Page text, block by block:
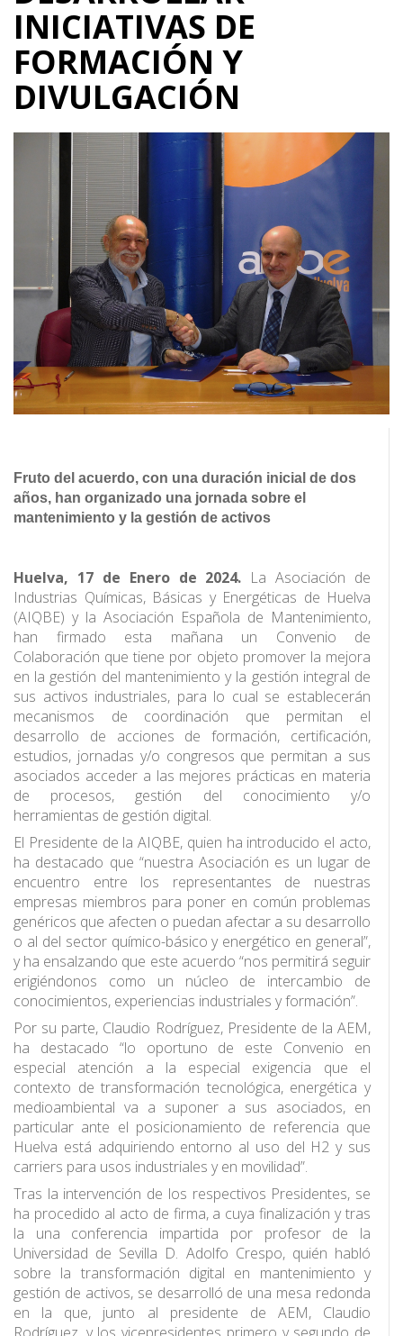
INICIATIVAS DE
FORMACIÓN Y
DIVULGACIÓN
Fruto del acuerdo, con una duración inicial de dos
años, han organizado una jornada sobre el
mantenimiento y la gestión de activos
Huelva, 17 de Enero de 2024. La Asociación de
Industrias Químicas, Básicas y Energéticas de Huelva
(AIQBE) y la Asociación Española de Mantenimiento,
han firmado esta mañana un Convenio de
Colaboración que tiene por objeto promover la mejora
en la gestión del mantenimiento y la gestión integral de
sus activos industriales, para lo cual se establecerán
mecanismos de coordinación que permitan el
desarrollo de acciones de formación, certificación,
estudios, jornadas y/o congresos que permitan a sus
asociados acceder a las mejores prácticas en materia
de procesos, gestión del conocimiento y/o
herramientas de gestión digital.
El Presidente de la AIQBE, quien ha introducido el acto,
ha destacado que “nuestra Asociación es un lugar de
encuentro entre los representantes de nuestras
empresas miembros para poner en común problemas
genéricos que afecten o puedan afectar a su desarrollo
o al del sector químico-básico y energético en general”,
y ha ensalzando que este acuerdo “nos permitirá seguir
erigiéndonos como un núcleo de intercambio de
conocimientos, experiencias industriales y formación”.
Por su parte, Claudio Rodríguez, Presidente de la AEM,
ha destacado “lo oportuno de este Convenio en
especial atención a la especial exigencia que el
contexto de transformación tecnológica, energética y
medioambiental va a suponer a sus asociados, en
particular ante el posicionamiento de referencia que
Huelva está adquiriendo entorno al uso del H2 y sus
carriers para usos industriales y en movilidad”.
Tras la intervención de los respectivos Presidentes, se
ha procedido al acto de firma, a cuya finalización y tras
la una conferencia impartida por profesor de la
Universidad de Sevilla D. Adolfo Crespo, quién habló
sobre la transformación digital en mantenimiento y
gestión de activos, se desarrolló de una mesa redonda
en la que, junto al presidente de AEM, Claudio